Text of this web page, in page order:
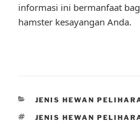
informasi ini bermanfaat
hamster kesayangan Anda.
CATEGORIES
JENIS HEWAN
TAGS
JENIS HEWAN